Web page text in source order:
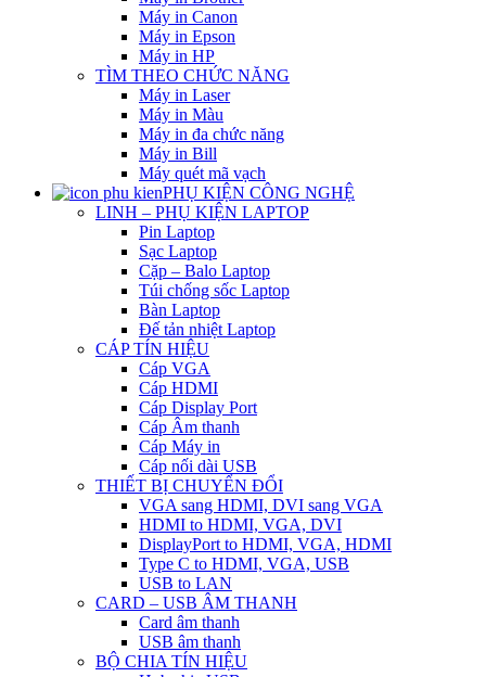
Máy in Canon
Máy in Epson
Máy in HP
TÌM THEO CHỨC NĂNG
Máy in Laser
Máy in Màu
Máy in đa chức năng
Máy in Bill
Máy quét mã vạch
PHỤ KIỆN CÔNG NGHỆ
LINH – PHỤ KIỆN LAPTOP
Pin Laptop
Sạc Laptop
Cặp – Balo Laptop
Túi chống sốc Laptop
Bàn Laptop
Đế tản nhiệt Laptop
CÁP TÍN HIỆU
Cáp VGA
Cáp HDMI
Cáp Display Port
Cáp Âm thanh
Cáp Máy in
Cáp nối dài USB
THIẾT BỊ CHUYỂN ĐỔI
VGA sang HDMI, DVI sang VGA
HDMI to HDMI, VGA, DVI
DisplayPort to HDMI, VGA, HDMI
Type C to HDMI, VGA, USB
USB to LAN
CARD – USB ÂM THANH
Card âm thanh
USB âm thanh
BỘ CHIA TÍN HIỆU